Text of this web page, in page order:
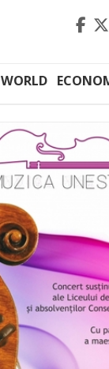
WORLD